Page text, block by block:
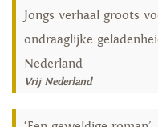
Jongs verhaal groots
ondraaglijke
Nederland
Vrij Nederland